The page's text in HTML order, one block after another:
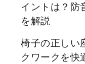
イントは？防
を解説
椅子の正しい
クワークを快